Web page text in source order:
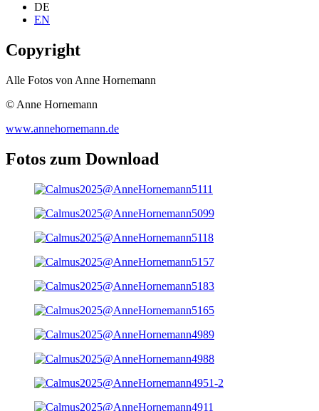
DE
EN
Copyright
Alle Fotos von Anne Hornemann
© Anne Hornemann
www.annehornemann.de
Fotos zum Download